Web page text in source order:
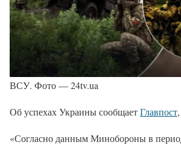
ВСУ. Фото — 24tv.ua
Об успехах Украины сообщаетГлавпост
«Согласно данным Минобороны в